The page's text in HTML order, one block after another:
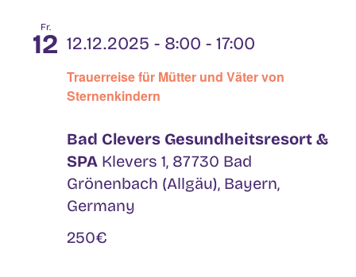
Fr.
12
Trauerreise für Mütter und Väter von
Sternenkindern
12.12.2025 - 8:00 - 17:00
Bad Clevers Gesundheitsresort &
SPA Klevers 1, 87730 Bad
Grönenbach (Allgäu), Bayern,
Germany
250€